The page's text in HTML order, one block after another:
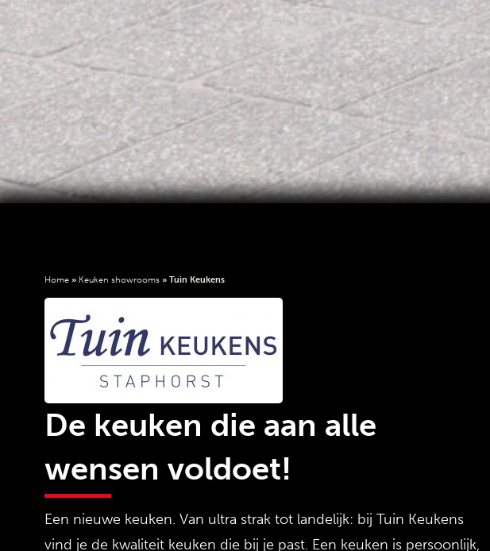
Home » Keuken showrooms » Tuin Keukens
De keuken die aan alle
wensen voldoet!
Een nieuwe keuken. Van ultra strak tot landelijk: bij Tuin Keukens
vind je de kwaliteit keuken die bij je past. Een keuken is persoonlijk,